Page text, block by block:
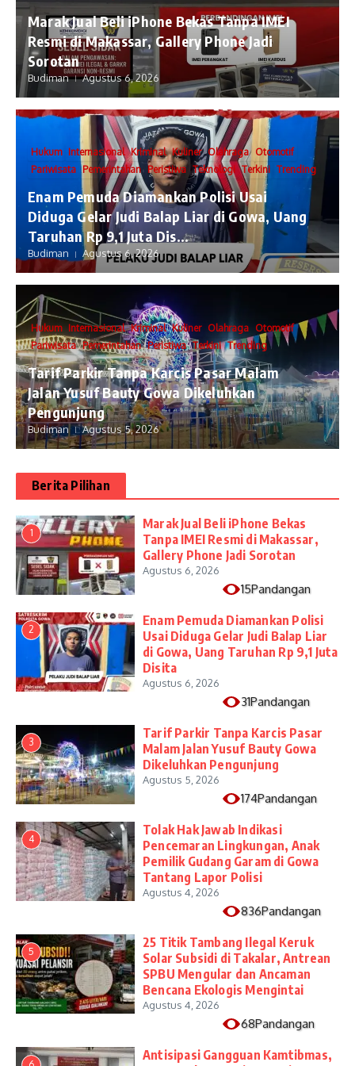
​Marak Jual Beli iPhone Bekas Tanpa IMEI
Resmi di Makassar, Gallery Phone Jadi
Sorotan
Budiman Agustus 6, 2026
Hukum Internasional Kriminal Kuliner Olahraga Otomotif
Pariwisata Pemerintahan Peristiwa Teknologi Terkini Trending
Enam Pemuda Diamankan Polisi Usai
Diduga Gelar Judi Balap Liar di Gowa, Uang
Taruhan Rp 9,1 Juta Dis...
Budiman Agustus 6, 2026
Hukum Internasional Kriminal Kuliner Olahraga Otomotif
Pariwisata Pemerintahan Peristiwa Terkini Trending
Tarif Parkir Tanpa Karcis Pasar Malam
Jalan Yusuf Bauty Gowa Dikeluhkan
Pengunjung
Budiman Agustus 5, 2026
Berita Pilihan
1
​Marak Jual Beli iPhone Bekas
Tanpa IMEI Resmi di Makassar,
Gallery Phone Jadi Sorotan
Agustus 6, 2026
15Pandangan
2
Enam Pemuda Diamankan Polisi
Usai Diduga Gelar Judi Balap Liar
di Gowa, Uang Taruhan Rp 9,1 Juta
Disita
Agustus 6, 2026
31Pandangan
3
Tarif Parkir Tanpa Karcis Pasar
Malam Jalan Yusuf Bauty Gowa
Dikeluhkan Pengunjung
Agustus 5, 2026
174Pandangan
4
Tolak Hak Jawab Indikasi
Pencemaran Lingkungan, Anak
Pemilik Gudang Garam di Gowa
Tantang Lapor Polisi
Agustus 4, 2026
836Pandangan
5
25 Titik Tambang Ilegal Keruk
Solar Subsidi di Takalar, Antrean
SPBU Mengular dan Ancaman
Bencana Ekologis Mengintai
Agustus 4, 2026
68Pandangan
Antisipasi Gangguan Kamtibmas,